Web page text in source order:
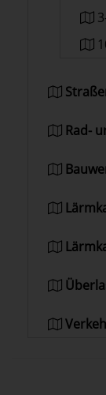
Rad-